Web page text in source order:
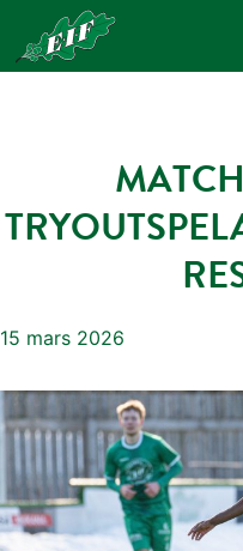
innehåll
15 mars 2026